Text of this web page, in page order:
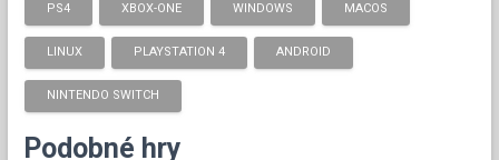
PS4 XBOX-ONE WINDOWS MACOS
LINUX PLAYSTATION 4 ANDROID
NINTENDO SWITCH
Podobné hry